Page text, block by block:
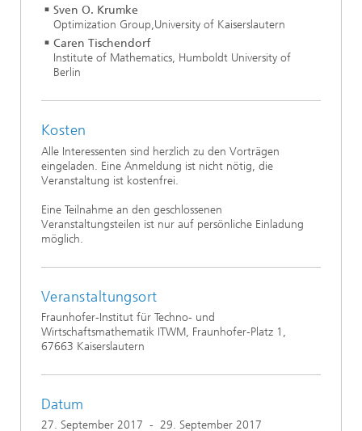
Sven O. Krumke
Optimization Group,University of Kaiserslautern
Caren Tischendorf
Institute of Mathematics, Humboldt University of
Berlin
Kosten
Alle Interessenten sind herzlich zu den Vorträgen
eingeladen. Eine Anmeldung ist nicht nötig, die
Veranstaltung ist kostenfrei.
Eine Teilnahme an den geschlossenen
Veranstaltungsteilen ist nur auf persönliche Einladung
möglich.
Veranstaltungsort
Fraunhofer-Institut für Techno- und
Wirtschaftsmathematik ITWM, Fraunhofer-Platz 1,
67663 Kaiserslautern
Datum
27. September 2017 - 29. September 2017